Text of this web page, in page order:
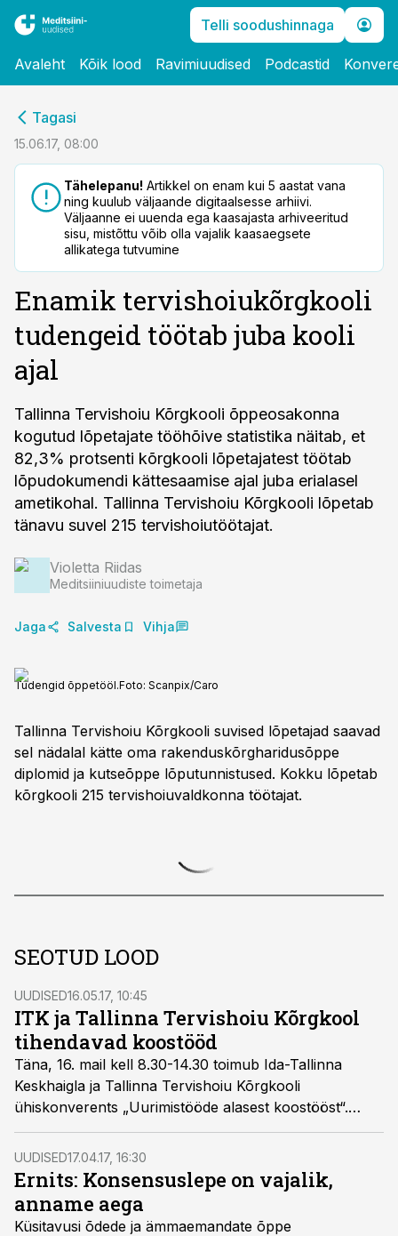
Telli soodushinnaga
Avaleht Kõik lood Ravimiuudised Podcastid
Tagasi
15.06.17, 08:00
Tähelepanu! Artikkel on enam kui 5 aastat vana
ning kuulub väljaande digitaalsesse arhiivi.
Väljaanne ei uuenda ega kaasajasta arhiveeritud
sisu, mistõttu võib olla vajalik kaasaegsete
allikatega tutvumine
Enamik tervishoiukõrgkooli
tudengeid töötab juba kooli
ajal
Tallinna Tervishoiu Kõrgkooli õppeosakonna
kogutud lõpetajate tööhõive statistika näitab, et
82,3% protsenti kõrgkooli lõpetajatest töötab
lõpudokumendi kättesaamise ajal juba erialasel
ametikohal. Tallinna Tervishoiu Kõrgkooli lõpetab
tänavu suvel 215 tervishoiutöötajat.
Violetta Riidas
Meditsiiniuudiste toimetaja
Jaga Salvesta Vihja
Tudengid õppetööl.Foto: Scanpix/Caro
Tallinna Tervishoiu Kõrgkooli suvised lõpetajad saavad
sel nädalal kätte oma rakenduskõrgharidusõppe
diplomid ja kutseõppe lõputunnistused. Kokku lõpetab
kõrgkooli 215 tervishoiuvaldkonna töötajat.
SEOTUD LOOD
UUDISED16.05.17, 10:45
ITK ja Tallinna Tervishoiu Kõrgkool
tihendavad koostööd
Täna, 16. mail kell 8.30-14.30 toimub Ida-Tallinna
Keskhaigla ja Tallinna Tervishoiu Kõrgkooli
ühiskonverents „Uurimistööde alasest koostööst“.
Konverentsi eesmärk on kõrgkooli- ja haiglavahelise
uurimistööde läbiviimise koostööplatvormi
kujundamine.
UUDISED17.04.17, 16:30
Ernits: Konsensuslepe on vajalik,
anname aega
Küsitavusi õdede ja ämmaemandate õppe